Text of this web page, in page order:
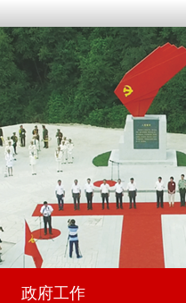
政府工作